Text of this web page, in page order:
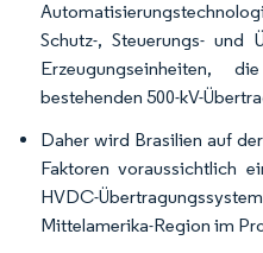
Schutz-, Steuerungs- und
Erzeugungseinheiten,
bestehenden 500-kV-
Daher wird Brasilien auf
Faktoren voraussichtlich
HVDC-
Mittelamerika-Region im